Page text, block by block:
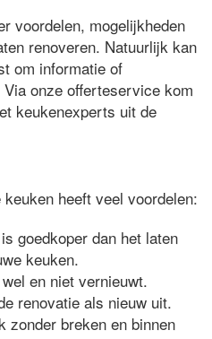
voordelen, mogelijkheden
renoveren. Natuurlijk kan
om informatie of
onze offerteservice kom
keukenexperts uit de
heeft veel voordelen:
goedkoper dan het laten
keuken.
en niet vernieuwt.
renovatie als nieuw uit.
zonder breken en binnen